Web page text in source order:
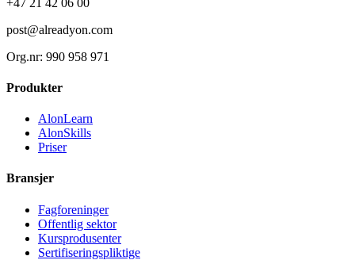
post@alreadyon.com
Org.nr: 990 958 971
Produkter
AlonLearn
AlonSkills
Priser
Bransjer
Fagforeninger
Offentlig sektor
Kursprodusenter
Sertifiseringspliktige